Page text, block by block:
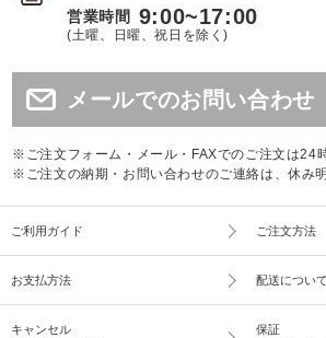
営業時間 9:00~17:00
(土曜、日曜、祝日を除く)
メールでのお問い合わせ
※ご注文フォーム・メール・FAXでのご注文は24
※ご注文の納期・お問い合わせのご連絡は、休み
ご利用ガイド ご注文方法
お支払方法 配送について
キャンセル
保証